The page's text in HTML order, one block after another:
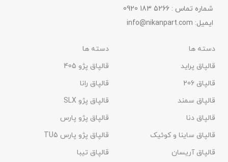
شماره تماس : 5266 183 0920
ایمیل: info@nikanpart.com
دسته ها
قالپاق پراید
قالپاق 206
قالپاق سمند
قالپاق دنا
قالپاق ساینا و کوئیک
قالپاق آریسان
دسته ها
قالپاق پژو 405
قالپاق رانا
قالپاق پژو SLX
قالپاق پژو پارس
قالپاق پژو پارس TU5
قالپاق تیبا